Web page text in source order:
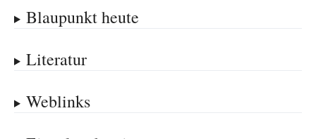
Blaupunkt heute
Literatur
Weblinks